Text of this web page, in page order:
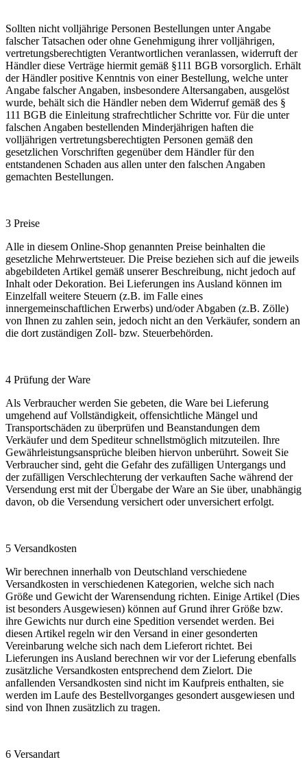
Sollten nicht volljährige Personen Bestellungen unter Angabe
falscher Tatsachen oder ohne Genehmigung ihrer volljährigen,
vertretungsberechtigten Verantwortlichen veranlassen, widerruft der
Händler diese Verträge hiermit gemäß §111 BGB vorsorglich. Erhält
der Händler positive Kenntnis von einer Bestellung, welche unter
Angabe falscher Angaben, insbesondere Altersangaben, ausgelöst
wurde, behält sich die Händler neben dem Widerruf gemäß des §
111 BGB die Einleitung strafrechtlicher Schritte vor. Für die unter
falschen Angaben bestellenden Minderjährigen haften die
volljährigen vertretungsberechtigten Personen gemäß den
gesetzlichen Vorschriften gegenüber dem Händler für den
entstandenen Schaden aus allen unter den falschen Angaben
gemachten Bestellungen.
3 Preise
Alle in diesem Online-Shop genannten Preise beinhalten die
gesetzliche Mehrwertsteuer. Die Preise beziehen sich auf die jeweils
abgebildeten Artikel gemäß unserer Beschreibung, nicht jedoch auf
Inhalt oder Dekoration. Bei Lieferungen ins Ausland können im
Einzelfall weitere Steuern (z.B. im Falle eines
innergemeinschaftlichen Erwerbs) und/oder Abgaben (z.B. Zölle)
von Ihnen zu zahlen sein, jedoch nicht an den Verkäufer, sondern an
die dort zuständigen Zoll- bzw. Steuerbehörden.
4 Prüfung der Ware
Als Verbraucher werden Sie gebeten, die Ware bei Lieferung
umgehend auf Vollständigkeit, offensichtliche Mängel und
Transportschäden zu überprüfen und Beanstandungen dem
Verkäufer und dem Spediteur schnellstmöglich mitzuteilen. Ihre
Gewährleistungsansprüche bleiben hiervon unberührt. Soweit Sie
Verbraucher sind, geht die Gefahr des zufälligen Untergangs und
der zufälligen Verschlechterung der verkauften Sache während der
Versendung erst mit der Übergabe der Ware an Sie über, unabhängig
davon, ob die Versendung versichert oder unversichert erfolgt.
5 Versandkosten
Wir berechnen innerhalb von Deutschland verschiedene
Versandkosten in verschiedenen Kategorien, welche sich nach
Größe und Gewicht der Warensendung richten. Einige Artikel (Dies
ist besonders Ausgewiesen) können auf Grund ihrer Größe bzw.
ihre Gewichts nur durch eine Spedition versendet werden. Bei
diesen Artikel regeln wir den Versand in einer gesonderten
Vereinbarung welche sich nach dem Lieferort richtet. Bei
Lieferungen ins Ausland berechnen wir vor der Lieferung ebenfalls
zusätzliche Versandkosten entsprechend dem Zielort. Die
anfallenden Versandkosten sind nicht im Kaufpreis enthalten, sie
werden im Laufe des Bestellvorganges gesondert ausgewiesen und
sind von Ihnen zusätzlich zu tragen.
6 Versandart